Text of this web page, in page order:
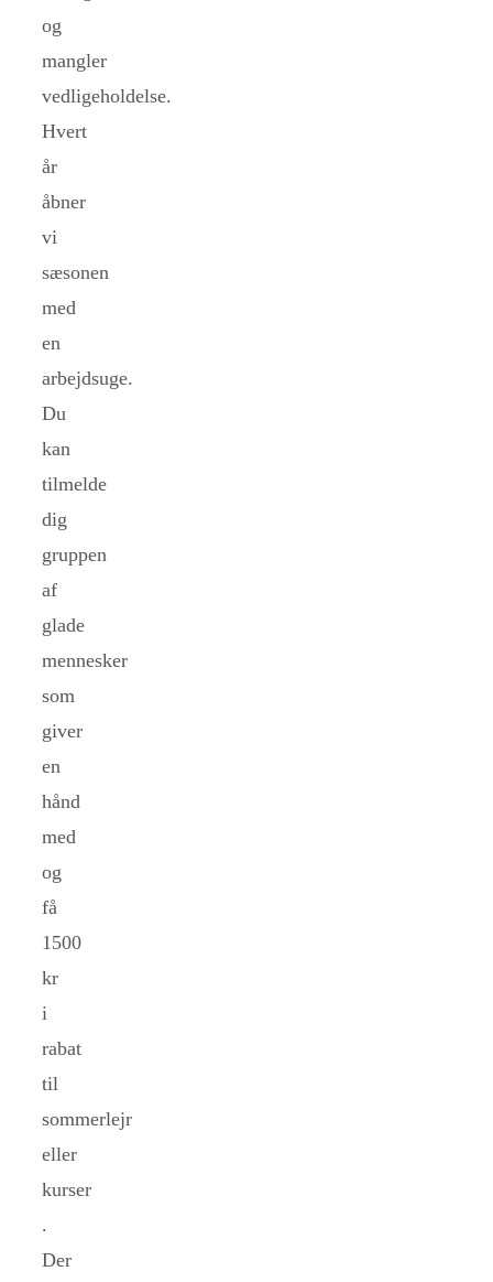
og
mangler
vedligeholdelse.
Hvert
år
åbner
vi
sæsonen
med
en
arbejdsuge.
Du
kan
tilmelde
dig
gruppen
af
glade
mennesker
som
giver
en
hånd
med
og
få
1500
kr
i
rabat
til
sommerlejr
eller
kurser
.
Der